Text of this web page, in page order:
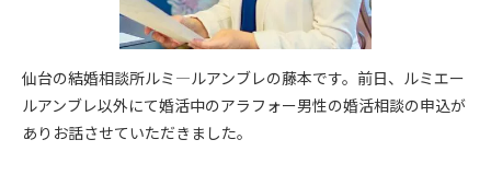
仙台の結婚相談所ルミ―ルアンブレの藤本です。前日、ルミエー
ルアンブレ以外にて婚活中のアラフォー男性の婚活相談の申込が
ありお話させていただきました。